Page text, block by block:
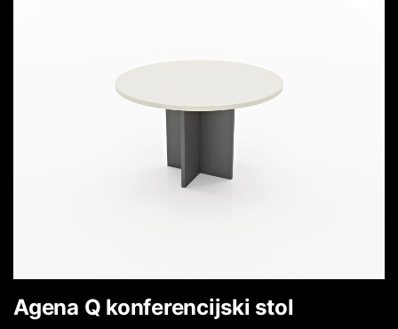
Agena Q konferencijski stol